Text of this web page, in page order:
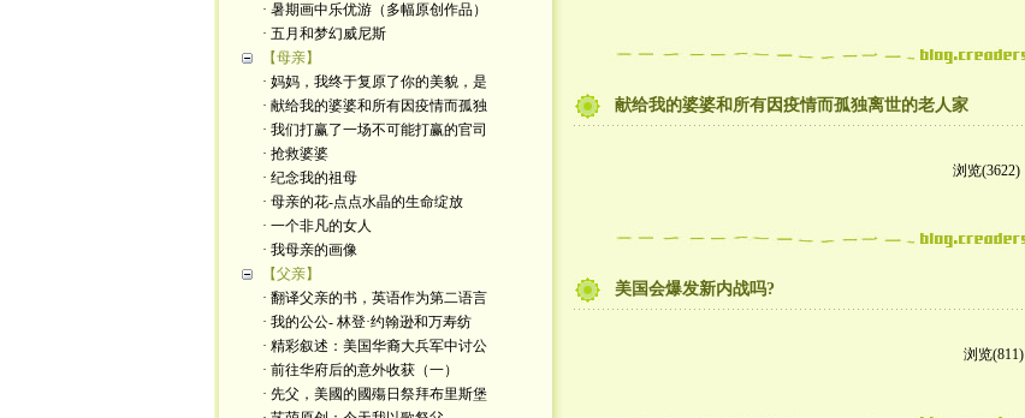
· 暑期画中乐优游（多幅原创作品）
· 五月和梦幻威尼斯
【母亲】
· 妈妈，我终于复原了你的美貌，是
· 献给我的婆婆和所有因疫情而孤独
· 我们打赢了一场不可能打赢的官司
· 抢救婆婆
· 纪念我的祖母
· 母亲的花-点点水晶的生命绽放
· 一个非凡的女人
· 我母亲的画像
【父亲】
· 翻译父亲的书，英语作为第二语言
· 我的公公- 林登·约翰逊和万寿纺
· 精彩叙述：美国华裔大兵军中讨公
· 前往华府后的意外收获（一）
· 先父，美國的國殤日祭拜布里斯堡
献给我的婆婆和所有因疫情而孤独离世的老人家
浏览(3622)
美国会爆发新内战吗?
浏览(811)